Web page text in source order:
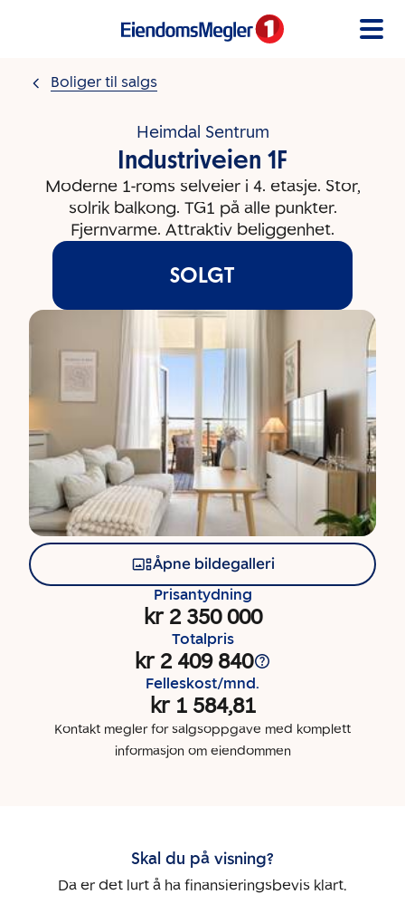
Boliger til salgs
Heimdal Sentrum
Industriveien 1F
Moderne 1-roms selveier i 4. etasje. Stor,
solrik balkong. TG1 på alle punkter.
Fjernvarme. Attraktiv beliggenhet.
SOLGT
Åpne bildegalleri
Prisantydning
kr 2 350 000
Totalpris
kr 2 409 840
Felleskost/mnd.
kr 1 584,81
Kontakt megler for salgsoppgave med komplett
informasjon om eiendommen
Skal du på visning?
Da er det lurt å ha finansieringsbevis klart.